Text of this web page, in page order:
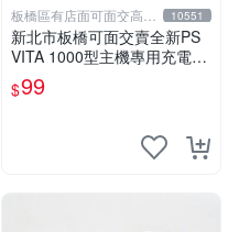
板橋區有店面可面交高價
回收電玩
10551
新北市板橋可面交賣全新PS
VITA 1000型主機專用充電
線....超便宜只賣99元
$99